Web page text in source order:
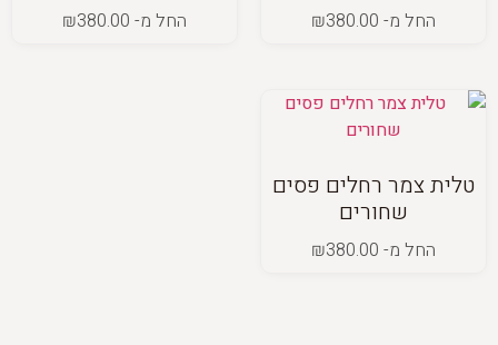
החל מ- ₪380.00 החל מ- ₪380.00
טלית צמר רחלים פסים
שחורים
החל מ- ₪380.00